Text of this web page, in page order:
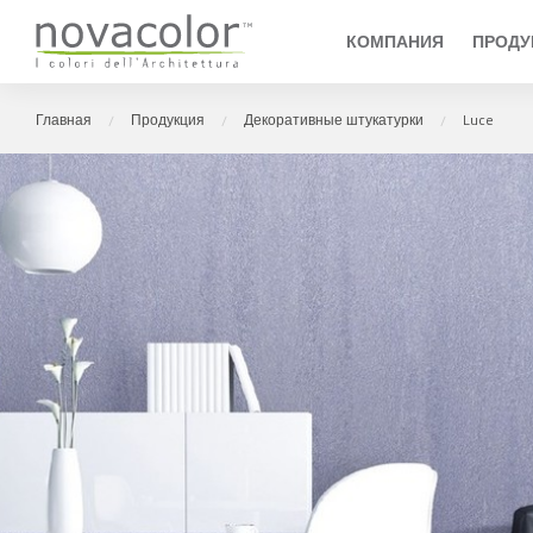
Novacolor
КОМПАНИЯ
главная продукция декоративные штукатурки luce